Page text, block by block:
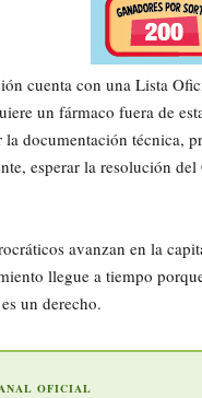
cuenta con una Lista
un fármaco fuera de
documentación técnica,
esperar la resolución
avanzan en la
llegue a tiempo
un derecho.
OFICIAL